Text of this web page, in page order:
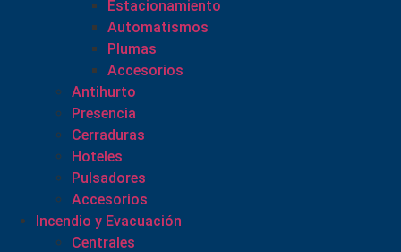
Estacionamiento
Automatismos
Plumas
Accesorios
Antihurto
Presencia
Cerraduras
Hoteles
Pulsadores
Accesorios
Incendio y Evacuación
Centrales